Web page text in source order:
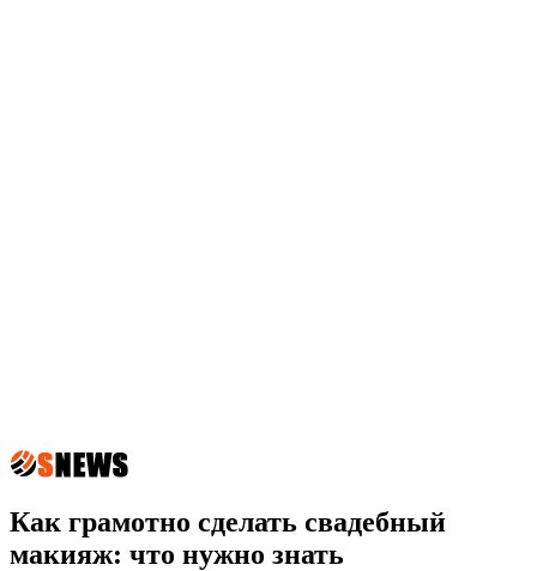
Как грамотно сделать свадебный
макияж: что нужно знать